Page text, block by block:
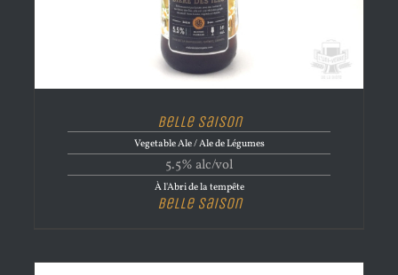
Belle Saison
Vegetable Ale / Ale de Légumes
5.5% alc/vol
À l'Abri de la tempête
Belle Saison